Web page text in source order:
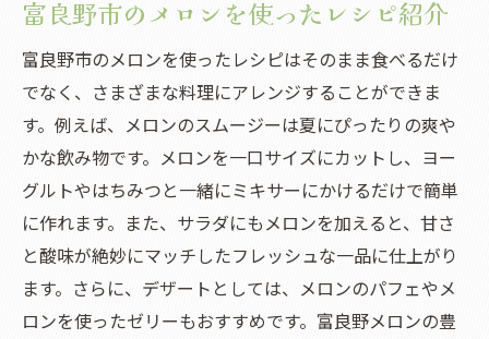
通販で買ったメロンを使った料理アイデア
富良野市のメロンを使ったフルコースメニ
ュー
富良野市のメロンを使ったレシピ紹介
富良野市のメロンを使ったレシピはそのまま食べるだけ
でなく、さまざまな料理にアレンジすることができま
す。例えば、メロンのスムージーは夏にぴったりの爽や
かな飲み物です。メロンを一口サイズにカットし、ヨー
グルトやはちみつと一緒にミキサーにかけるだけで簡単
に作れます。また、サラダにもメロンを加えると、甘さ
と酸味が絶妙にマッチしたフレッシュな一品に仕上がり
ます。さらに、デザートとしては、メロンのパフェやメ
ロンを使ったゼリーもおすすめです。富良野メロンの豊